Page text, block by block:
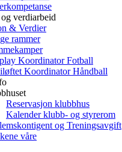
verdiarbeid
& Verdier
rammer
Koordinator Fotball
Koordinator Håndball
Reservasjon klubbhus
Kalender klubb- og styrerom
og Treningsavgift
våre